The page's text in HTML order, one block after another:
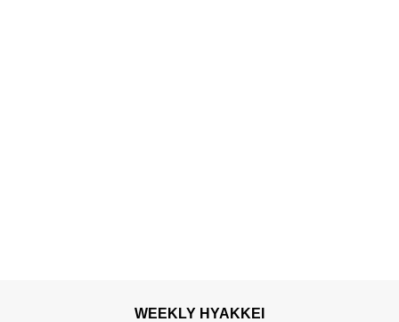
WEEKLY HYAKKEI